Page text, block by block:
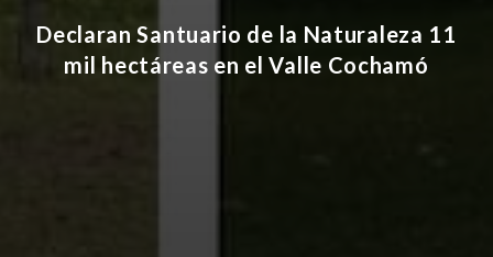
Declaran Santuario de la Naturaleza 11
mil hectáreas en el Valle Cochamó